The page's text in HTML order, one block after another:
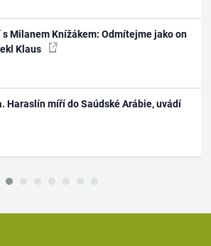
Milanem Knížákem: Odmítejme jako on
Klaus
Haraslín míří do Saúdské Arábie, uvádí